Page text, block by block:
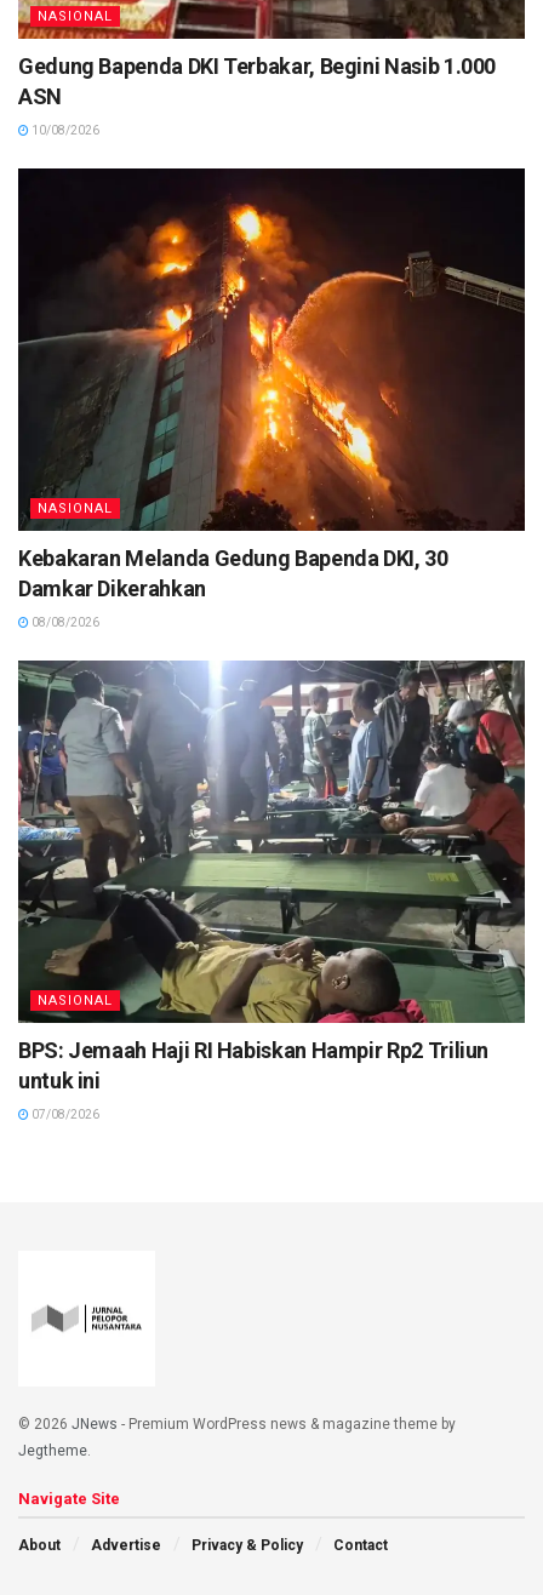
NASIONAL
Gedung Bapenda DKI Terbakar, Begini Nasib 1.000
ASN
10/08/2026
NASIONAL
Kebakaran Melanda Gedung Bapenda DKI, 30
Damkar Dikerahkan
08/08/2026
NASIONAL
BPS: Jemaah Haji RI Habiskan Hampir Rp2 Triliun
untuk ini
07/08/2026
© 2026 JNews - Premium WordPress news & magazine theme by
Jegtheme.
Navigate Site
About Advertise Privacy & Policy Contact